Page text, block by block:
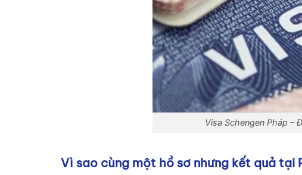
Visa Schengen Pháp –
Vì sao cùng một hồ sơ nhưng kết quả tại